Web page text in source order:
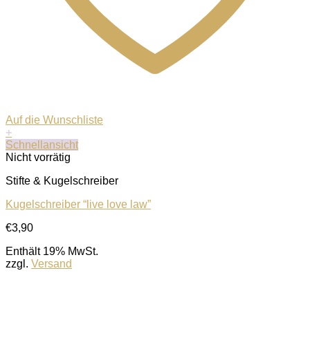
Auf die Wunschliste
+
Schnellansicht
Nicht vorrätig
Stifte & Kugelschreiber
Kugelschreiber “live love law”
€3,90
Enthält 19% MwSt.
zzgl. Versand